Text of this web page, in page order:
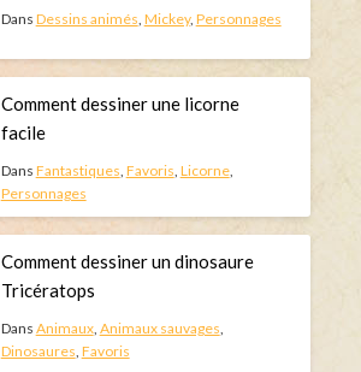
Dans Dessins animés, Mickey, Personnages
Comment dessiner une licorne
facile
Dans Fantastiques, Favoris, Licorne,
Personnages
Comment dessiner un dinosaure
Tricératops
Dans Animaux, Animaux sauvages,
Dinosaures, Favoris